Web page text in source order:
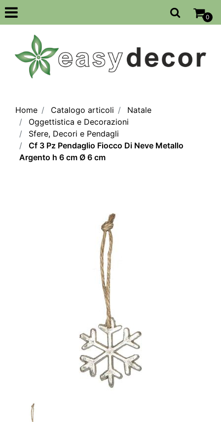
Open
0
Home Catalogo articoli
Natale
Oggettistica e Decorazioni
Sfere, Decori e Pendagli
Cf 3 Pz Pendaglio Fiocco Di Neve Metallo
Argento h 6 cm Ø 6 cm